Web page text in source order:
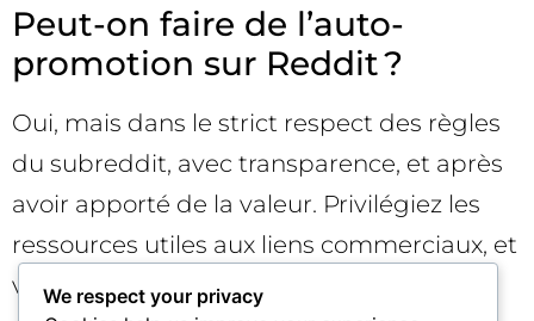
Peut-on faire de l’auto-
promotion sur Reddit ?
Oui, mais dans le strict respect des règles
du subreddit, avec transparence, et après
avoir apporté de la valeur. Privilégiez les
ressources utiles aux liens commerciaux, et
validez les formats avec les modérateurs.
We respect your privacy